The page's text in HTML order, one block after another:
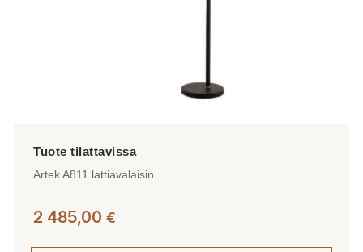
Artek A811 lattiavalaisin
2 485,00 €